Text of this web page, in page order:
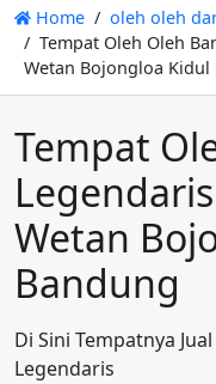
Home
oleh oleh
Tempat Oleh Oleh
Wetan Bojongloa Kidul
Tempat
Wetan
Bandung
Di Sini Tempatnya
Legendaris